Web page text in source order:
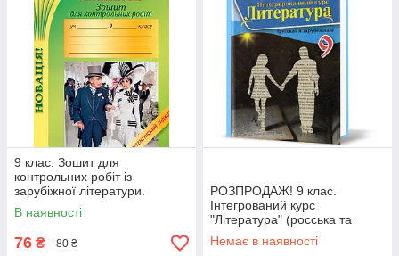
9 клас. Зошит для
контрольних робіт із
зарубіжної літератури.
Компетентнісний підхід
(Ніколенко О. М.), Грамота
В наявності
76 ₴ 80 ₴
РОЗПРОДАЖ! 9 клас.
Інтегрований курс
"Література" (росська та
закордонна). Навчальний.
(Исаева Е. А.), Оріон
Немає в наявності